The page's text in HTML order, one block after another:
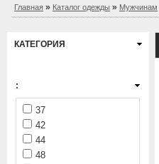
Главная » Каталог одежды » Мужчинам
КАТЕГОРИЯ
:
37
42
44
48